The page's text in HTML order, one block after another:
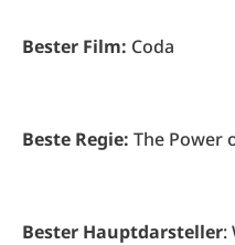
Bester Film: Coda
Beste Regie: The Power
Bester Hauptdarsteller: